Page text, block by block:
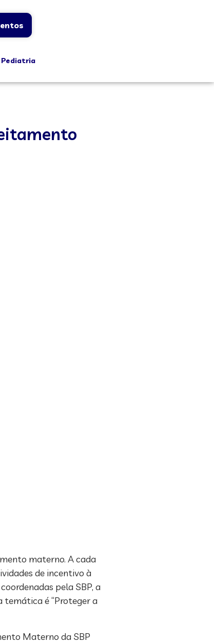
Pediatria
materno. A cada
de incentivo à
pela SBP, a
temática é “Proteger a
Materno da SBP